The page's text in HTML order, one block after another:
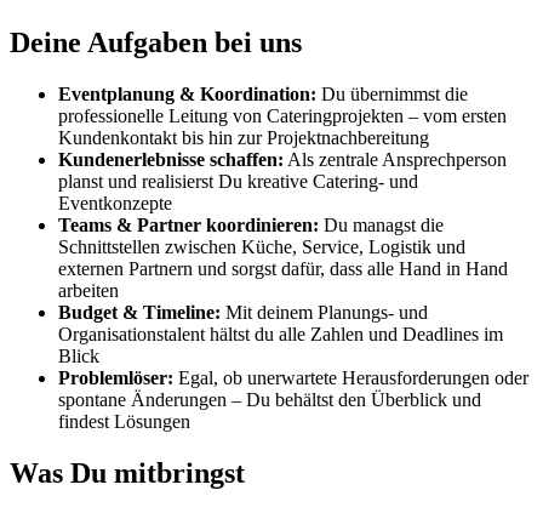
Deine Aufgaben bei uns
Eventplanung & Koordination: Du übernimmst die
professionelle Leitung von Cateringprojekten – vom ersten
Kundenkontakt bis hin zur Projektnachbereitung
Kundenerlebnisse schaffen: Als zentrale Ansprechperson
planst und realisierst Du kreative Catering- und
Eventkonzepte
Teams & Partner koordinieren: Du managst die
Schnittstellen zwischen Küche, Service, Logistik und
externen Partnern und sorgst dafür, dass alle Hand in Hand
arbeiten
Budget & Timeline: Mit deinem Planungs- und
Organisationstalent hältst du alle Zahlen und Deadlines im
Blick
Problemlöser: Egal, ob unerwartete Herausforderungen oder
spontane Änderungen – Du behältst den Überblick und
findest Lösungen
Was Du mitbringst